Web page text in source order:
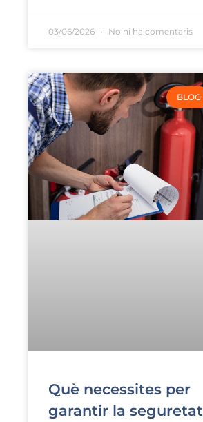
03/06/2026 No hi ha comentaris
BLOG
Què necessites per
garantir la seguretat